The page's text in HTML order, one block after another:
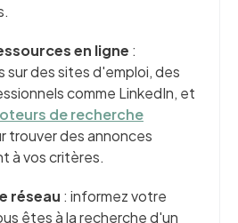
en ligne :
sur des sites d'emploi, des
comme LinkedIn, et
de recherche
trouver des annonces
à vos critères.
réseau : informez votre
êtes à la recherche d'un